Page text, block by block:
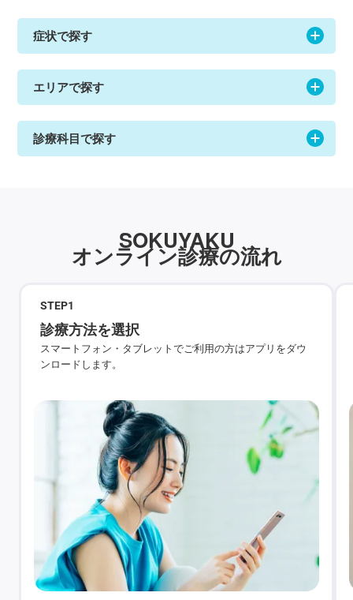
症状で探す
エリアで探す
診療科目で探す
SOKUYAKU
オンライン診療の流れ
STEP1
診療方法を選択
スマートフォン・タブレットでご利用の方はアプリをダウ
ンロードします。